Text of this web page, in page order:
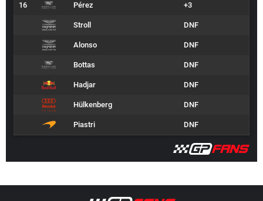
16 Pérez +3
Stroll DNF
Alonso DNF
Bottas DNF
Hadjar DNF
Hülkenberg DNF
Piastri DNF